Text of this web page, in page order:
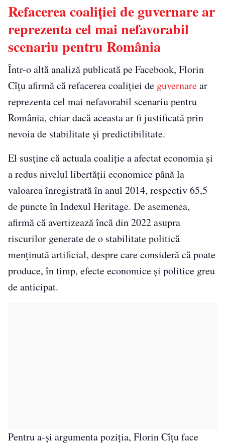
Refacerea coaliției de guvernare ar
reprezenta cel mai nefavorabil
scenariu pentru România
Într-o altă analiză publicată pe Facebook, Florin
Cîțu afirmă că refacerea coaliției de guvernarear
reprezenta cel mai nefavorabil scenariu pentru
România, chiar dacă aceasta ar fi justificată prin
nevoia de stabilitate și predictibilitate.
El susține că actuala coaliție a afectat economia și
a redus nivelul libertății economice până la
valoarea înregistrată în anul 2014, respectiv 65,5
de puncte în Indexul Heritage. De asemenea,
afirmă că avertizează încă din 2022 asupra
riscurilor generate de o stabilitate politică
menținută artificial, despre care consideră că poate
produce, în timp, efecte economice și politice greu
de anticipat.
Pentru a-și argumenta poziția, Florin Cîțu face